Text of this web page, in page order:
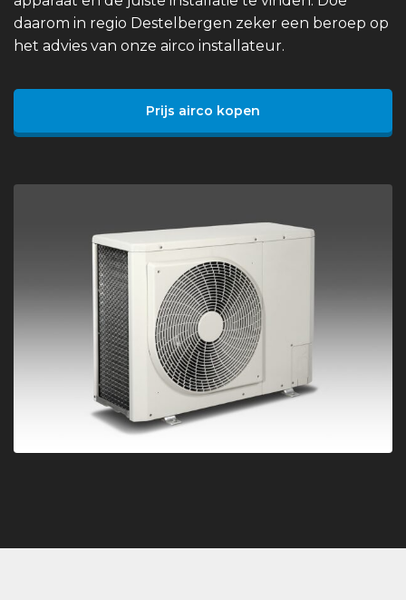
daarom in regio Destelbergen zeker een beroep op
het advies van onze airco installateur.
Prijs airco kopen